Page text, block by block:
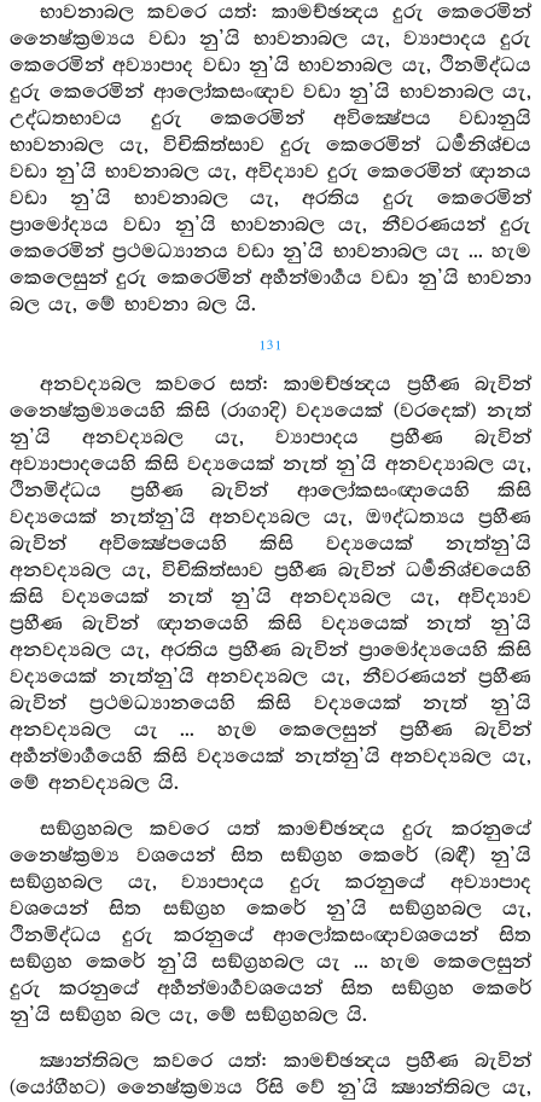
භාවනාබල කවරෙ යත්: කාමච්ඡන්‍දය දුරු කෙරෙමින්
නෛෂ්ක්‍රම්‍යය වඩා නු’යි භාවනාබල යැ, ව්‍යාපාදය දුරු
කෙරෙමින් අව්‍යාපාද වඩා නු’යි භාවනාබල යැ, ථිනමිද්ධය
දුරු කෙරෙමින් ආලෝකසංඥාව වඩා නු’යි භාවනාබල යැ,
උද්ධතභාවය දුරු කෙරෙමින් අවික්‍ෂේපය වඩානුයි
භාවනාබල යැ, විචිකිත්සාව දුරු කෙරෙමින් ධර්‍මනිශ්චය
වඩා නු’යි භාවනාබල යැ, අවිද්‍යාව දුරු කෙරෙමින් ඥානය
වඩා නු’යි භාවනාබල යැ, අරතිය දුරු කෙරෙමින්
ප්‍රාමෝද්‍යය වඩා නු’යි භාවනාබල යැ, නීවරණයන් දුරු
කෙරෙමින් ප්‍රථමධ්‍යානය වඩා නු’යි භාවනාබල යැ ... හැම
කෙලෙසුන් දුරු කෙරෙමින් අර්‍හන්මාර්‍ගය වඩා නු’යි භාවනා
බල යැ, මේ භාවනා බල යි.
131
අනවද්‍යබල කවරෙ සත්: කාමච්ඡන්‍දය ප්‍රහීණ බැවින්
නෛෂ්ක්‍රම්‍යයෙහි කිසි (රාගාදි) වද්‍යයෙක් (වරදෙක්) නැත්
නු’යි අනවද්‍යබල යැ, ව්‍යාපාදය ප්‍රහීණ බැවින්
අව්‍යාපාදයෙහි කිසි වද්‍යයෙක් නැත් නු’යි අනවද්‍යාබල යැ,
ථිනමිද්ධය ප්‍රහීණ බැවින් ආලෝකසංඥායෙහි කිසි
වද්‍යයෙක් නැත්නු’යි අනවද්‍යබල යැ, ඖද්ධත්‍යය ප්‍රහීණ
බැවින් අවික්‍ෂේපයෙහි කිසි වද්‍යයෙක් නැත්නු’යි
අනවද්‍යබල යැ, විචිකිත්සාව ප්‍රහීණ බැවින් ධර්‍මනිශ්චයෙහි
කිසි වද්‍යයෙක් නැත් නු’යි අනවද්‍යබල යැ, අවිද්‍යාව
ප්‍රහීණ බැවින් ඥානයෙහි කිසි වද්‍යයෙක් නැත් නු’යි
අනවද්‍යබල යැ, අරතිය ප්‍රහීණ බැවින් ප්‍රාමෝද්‍යයෙහි කිසි
වද්‍යයෙක් නැත්නු’යි අනවද්‍යබල යැ, නීවරණයන් ප්‍රහීණ
බැවින් ප්‍රථමධ්‍යානයෙහි කිසි වද්‍යයෙක් නැත් නු’යි
අනවද්‍යබල යැ ... හැම කෙලෙසුන් ප්‍රහීණ බැවින්
අර්‍හන්මාර්‍ගයෙහි කිසි වද්‍යයෙක් නැත්නු’යි අනවද්‍යබල යැ,
මේ අනවද්‍යබල යි.
සඞ්ග්‍රහබල කවරෙ යත් කාමච්ඡන්‍දය දුරු කරනුයේ
නෛෂ්ක්‍රම්‍ය වශයෙන් සිත සඞ්ග්‍රහ කෙරේ (බඳී) නු’යි
සඞ්ග්‍රහබල යැ, ව්‍යාපාදය දුරු කරනුයේ අව්‍යාපාද
වශයෙන් සිත සඞ්ග්‍රහ කෙරේ නු’යි සඞ්ග්‍රහබල යැ,
ථිනමිද්ධය දුරු කරනුයේ ආලෝකසංඥාවශයෙන් සිත
සඞ්ග්‍රහ කෙරේ නු’යි සඞ්ග්‍රහබල යැ ... හැම කෙලෙසුන්
දුරු කරනුයේ අර්‍හන්මාර්‍ගවශයෙන් සිත සඞ්ග්‍රහ කෙරේ
නු’යි සඞ්ග්‍රහ බල යැ, මේ සඞ්ග්‍රහබල යි.
ක්‍ෂාන්තිබල කවරෙ යත්: කාමච්ඡන්‍දය ප්‍රහීණ බැවින්
(යෝගීහට) නෛෂ්ක්‍රම්‍යය රිසි වේ නු’යි ක්‍ෂාන්තිබල යැ,